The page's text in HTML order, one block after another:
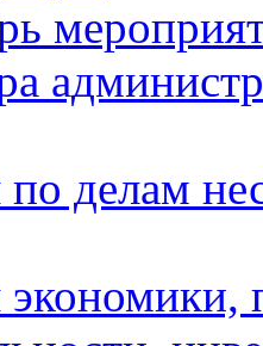
по делам